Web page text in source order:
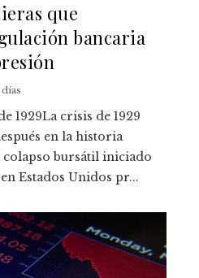
que
bancaria
1929La crisis de 1929
en la historia
bursátil iniciado
Estados Unidos pr...